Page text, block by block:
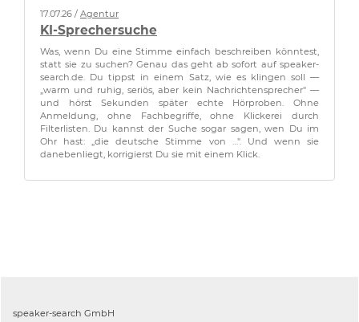
17.07.26 / Agentur
KI-Sprechersuche
Was, wenn Du eine Stimme einfach beschreiben könntest,
statt sie zu suchen? Genau das geht ab sofort auf speaker-
search.de. Du tippst in einem Satz, wie es klingen soll —
„warm und ruhig, seriös, aber kein Nachrichtensprecher" —
und hörst Sekunden später echte Hörproben. Ohne
Anmeldung, ohne Fachbegriffe, ohne Klickerei durch
Filterlisten. Du kannst der Suche sogar sagen, wen Du im
Ohr hast: „die deutsche Stimme von …". Und wenn sie
danebenliegt, korrigierst Du sie mit einem Klick.
speaker-search GmbH